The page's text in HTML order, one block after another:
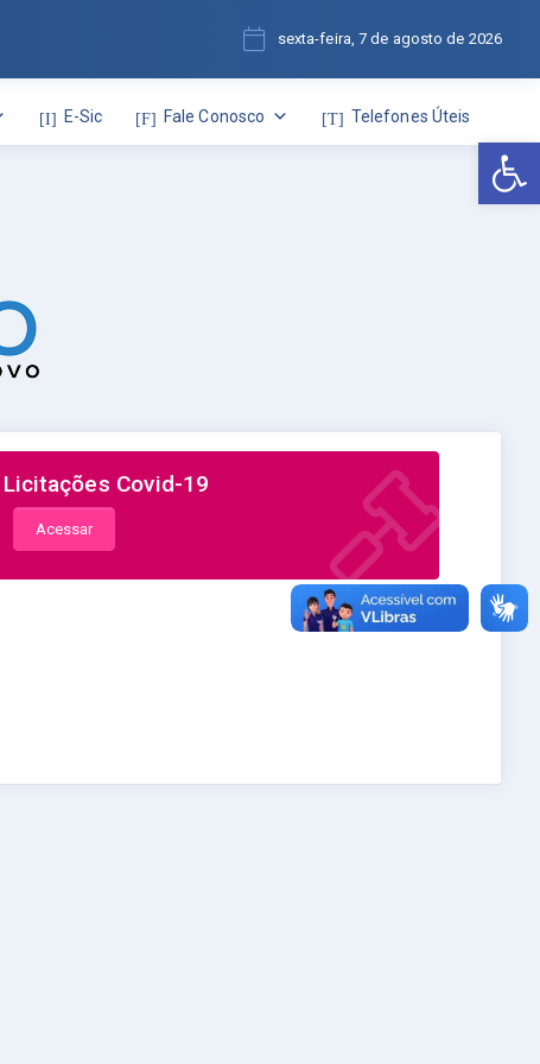
E-Sic Fale Conosco Telefones Úteis
sexta-feira, 7 de agosto de 2026
Licitações Covid-19
Acessar